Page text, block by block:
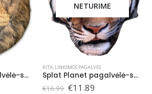
Splat Planet pagalvėlė-suvenyras LIŪTAS
NETURIME
KITA, LINKSMOS PAGALVĖS
Splat Planet pagalvėlė-suvenyras TIGRAS
€16.99 Original
€11.89